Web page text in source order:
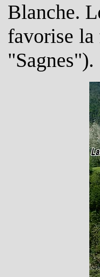
Blanche.
favorise la
"Sagnes").